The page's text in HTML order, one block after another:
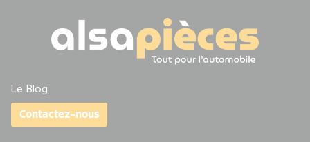
Le Blog
Contactez-nous